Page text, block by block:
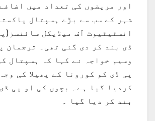
اور مریضوں کی تعداد میں
شہر کے سب سے بڑے ہسپتال
انسٹیٹیوٹ آف میڈیکل
ڈی بند کر دی گئی تھی۔ ترجمان
وسیم خواجہ نے کہا کہ ہسپتال
پی ڈی کو کورونا کے پھیلا کی
کردیا گیا ہے۔ بچوں کی او پی
بند کر دیا گیا ۔